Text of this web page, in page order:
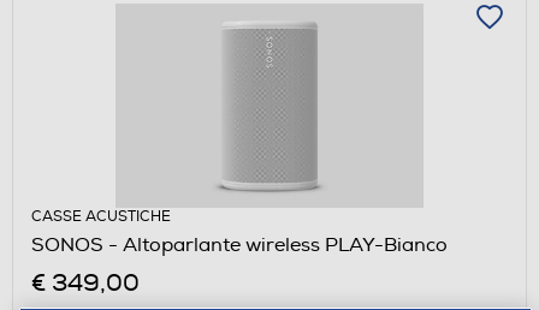
CASSE ACUSTICHE
SONOS - Altoparlante wireless PLAY-Bianco
€ 349,00